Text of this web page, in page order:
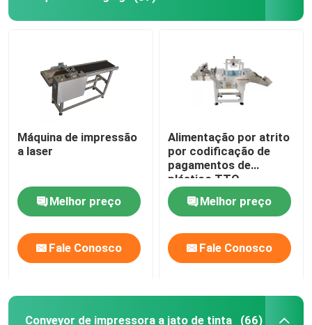
Sistema de localização e rastreamento
Sistema de inspeção visual
Máquina de numeração automática
Máquina de impressão
a laser
Melhor preço
Fale Conosco
Alimentação por atrito
por codificação de
pagamentos de
plástico TTO
Melhor preço
Fale Conosco
Conveyor de impressora a jato de tinta (66)